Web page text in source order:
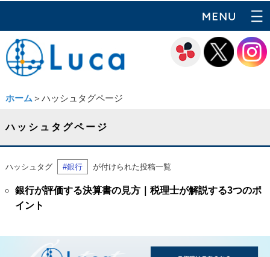
ホーム ＞ハッシュタグページ
ハッシュタグページ
ハッシュタグ #銀行 が付けられた投稿一覧
銀行が評価する決算書の見方｜税理士が解説する3つのポ
イント